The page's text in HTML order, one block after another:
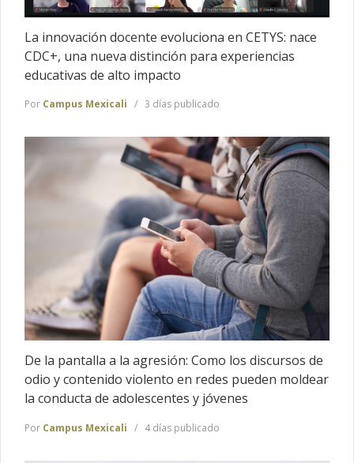
La innovación docente evoluciona en CETYS: nace
CDC+, una nueva distinción para experiencias
educativas de alto impacto
Por Campus Mexicali 3 días publicado
De la pantalla a la agresión: Como los discursos de
odio y contenido violento en redes pueden moldear
la conducta de adolescentes y jóvenes
Por Campus Mexicali 4 días publicado